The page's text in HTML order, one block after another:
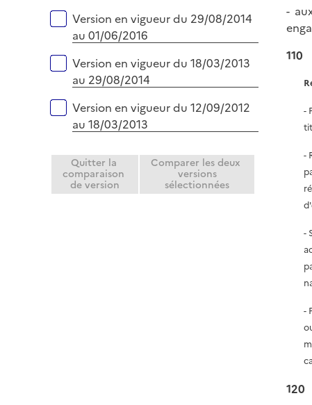
Version en vigueur du 29/08/2014
au 01/06/2016
Version en vigueur du 18/03/2013
au 29/08/2014
Version en vigueur du 12/09/2012
au 18/03/2013
Quitter la
comparaison
de version
Comparer les deux
versions
sélectionnées
-
110
-
-
-
-
120